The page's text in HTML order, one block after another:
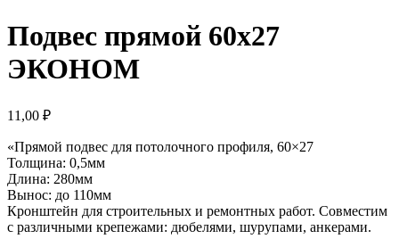
Подвес прямой 60х27
ЭКОНОМ
11,00 ₽
«Прямой подвес для потолочного профиля, 60×27
Толщина: 0,5мм
Длина: 280мм
Вынос: до 110мм
Кронштейн для строительных и ремонтных работ. Совместим
с различными крепежами: дюбелями, шурупами, анкерами.